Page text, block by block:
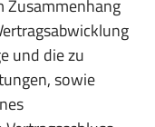
Zusammenhang
und die zu
sowie